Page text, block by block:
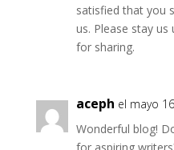
satisfied that you
us. Please stay
for sharing.
aceph el mayo
Wonderful blog!